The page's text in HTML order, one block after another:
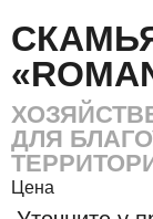
ДЛЯ
Цена